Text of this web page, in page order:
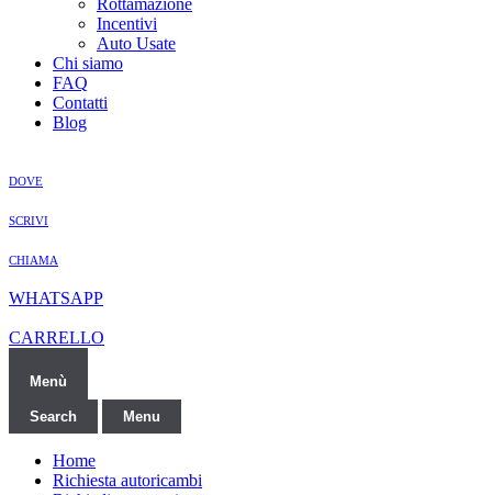
Rottamazione
Incentivi
Auto Usate
Chi siamo
FAQ
Contatti
Blog
DOVE
SCRIVI
CHIAMA
WHATSAPP
CARRELLO
Menù
Search Menu
Home
Richiesta autoricambi